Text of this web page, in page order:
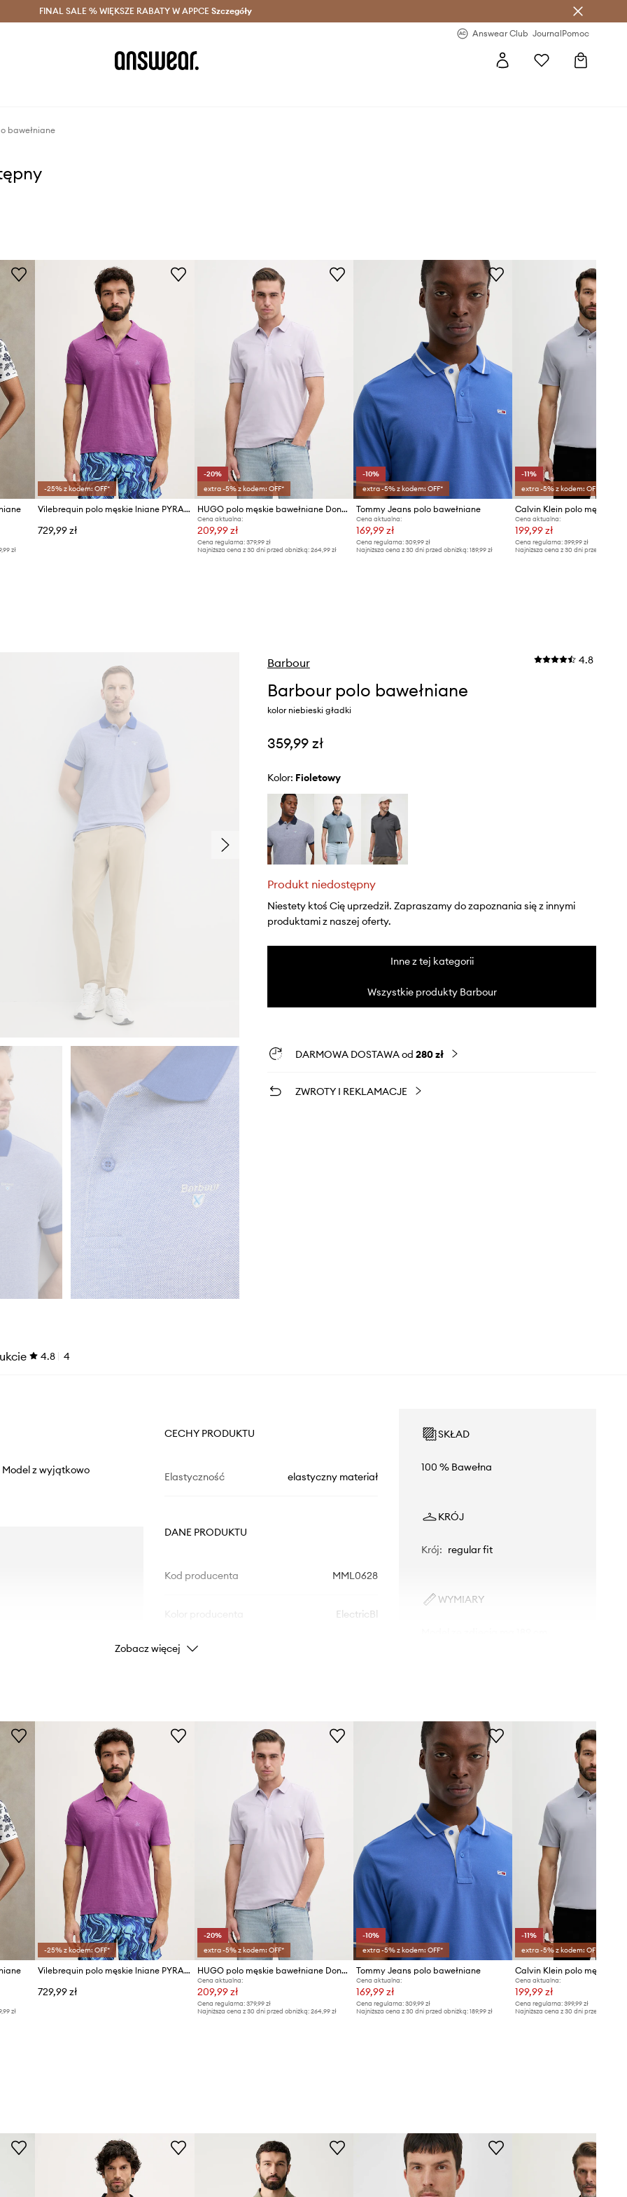
z Answear Club > Dostawa nawet w 24h >
FINAL SALE % WIĘKSZE RABATY W APPCE Szczegóły
Answear Club JournalPomoc
bawełniane
zł
-25% z kodem: OFF*
Vilebrequin polo męskie lniane PYRAMID
729,99 zł
-20%
extra -5% z kodem: OFF*
HUGO polo męskie bawełniane Donos222
Cena aktualna:
209,99 zł
Cena regularna: 379,99 zł
Najniższa cena z 30 dni przed obniżką: 264,99 zł
-10%
extra -5% z kodem: OFF*
Tommy Jeans polo bawełniane
Cena aktualna:
169,99 zł
Cena regularna:309,99 zł
Najniższa cena z 30 dni przed obniżką:189,99 zł
-11%
extra -5% z kodem: OFF*
Calvin Klein polo męskie
Cena aktualna:
199,99 zł
Cena regularna: 399,99 zł
Najniższa cena z 30 dni przed obniżką:
Barbour 4.8
Barbour polo bawełniane
kolor niebieski gładki
359,99 zł
Kolor: fioletowy
Produkt niedostępny
Niestety ktoś Cię uprzedził. Zapraszamy do zapoznania się z innymi
produktami z naszej oferty.
Inne z tej kategorii
Wszystkie produkty Barbour
DARMOWA DOSTAWA od 280 zł
ZWROTY I REKLAMACJE
4.8 4
z wyjątkowo
CECHY PRODUKTU
Elastyczność elastyczny materiał
DANE PRODUKTU
Kod producenta MML0628
ElectricBl
Kolor
ID Produktu
SKŁAD
100 % Bawełna
KRÓJ
Krój: regular fit
WYMIARY
Rozmiary prezentowane w sklepie
zostały przeliczone na standardową,
europejską tabelę rozmiarową. Na
metce dostarczonego produktu
znajduje się oryginalne oznaczenie
producenta.
Tabela rozmiarów
Zobacz więcej
zł
-25% z kodem: OFF*
Vilebrequin polo męskie lniane PYRAMID
729,99 zł
-20%
extra -5% z kodem: OFF*
HUGO polo męskie bawełniane Donos222
Cena aktualna:
209,99 zł
Cena regularna: 379,99 zł
Najniższa cena z 30 dni przed obniżką: 264,99 zł
-10%
extra -5% z kodem: OFF*
Tommy Jeans polo bawełniane
Cena aktualna:
169,99 zł
Cena regularna:309,99 zł
Najniższa cena z 30 dni przed obniżką:189,99 zł
-11%
extra -5% z kodem: OFF*
Calvin Klein polo męskie
Cena aktualna:
199,99 zł
Cena regularna: 399,99 zł
Najniższa cena z 30 dni przed obniżką: